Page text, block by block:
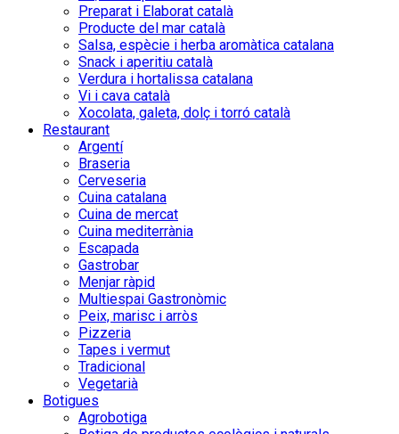
Preparat i Elaborat català
Producte del mar català
Salsa, espècie i herba aromàtica catalana
Snack i aperitiu català
Verdura i hortalissa catalana
Vi i cava català
Xocolata, galeta, dolç i torró català
Restaurant
Argentí
Braseria
Cerveseria
Cuina catalana
Cuina de mercat
Cuina mediterrània
Escapada
Gastrobar
Menjar ràpid
Multiespai Gastronòmic
Peix, marisc i arròs
Pizzeria
Tapes i vermut
Tradicional
Vegetarià
Botigues
Agrobotiga